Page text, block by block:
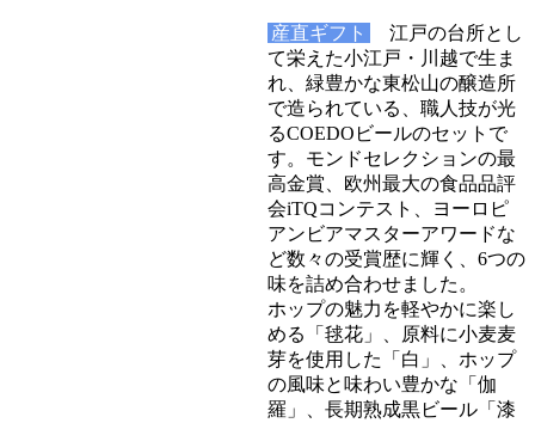
産直ギフト
江戸の台所とし
て栄えた小江戸・川越で生ま
れ、緑豊かな東松山の醸造所
で造られている、職人技が光
るCOEDOビールのセットで
す。モンドセレクションの最
高金賞、欧州最大の食品品評
会iTQコンテスト、ヨーロピ
アンビアマスターアワードな
ど数々の受賞歴に輝く、6つの
味を詰め合わせました。
ホップの魅力を軽やかに楽し
める「毬花」、原料に小麦麦
芽を使用した「白」、ホップ
の風味と味わい豊かな「伽
羅」、長期熟成黒ビール「漆